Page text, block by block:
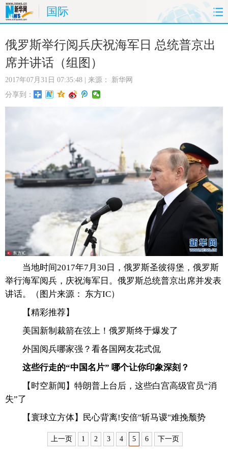
国际
首页 时政 国际 财经
娱乐 体育
时尚 思客
图片 视频 彩票 食品
信息化 数据
金融 公益 军事 无人机
富媒体 摄影
新华电视中文 新华电视英文 返回PC
俄罗斯举行阅兵庆祝海军日 总统普京出
席并讲话（组图）
2017年07月31日 07:35:48 | 来源： 新华网
分享到：
当地时间2017年7月30日，俄罗斯圣彼得堡，俄罗斯
举行海军阅兵，庆祝海军日。俄罗斯总统普京出席并发表
讲话。（图片来源： 东方IC）
【精彩推荐】
美国新制裁箭在弦上！俄罗斯终于爆发了
外国阅兵哪家强？看各国网友花式侃
这些行走的“中国名片” 哪个让你印象深刻？
【时空新闻】特朗普上台后，这些白宫高级官员“消
失”了
【寰球立方体】民心背离!安倍"斩马谡"难挽颓势
上一页 1 2 3 4 5 6 下一页